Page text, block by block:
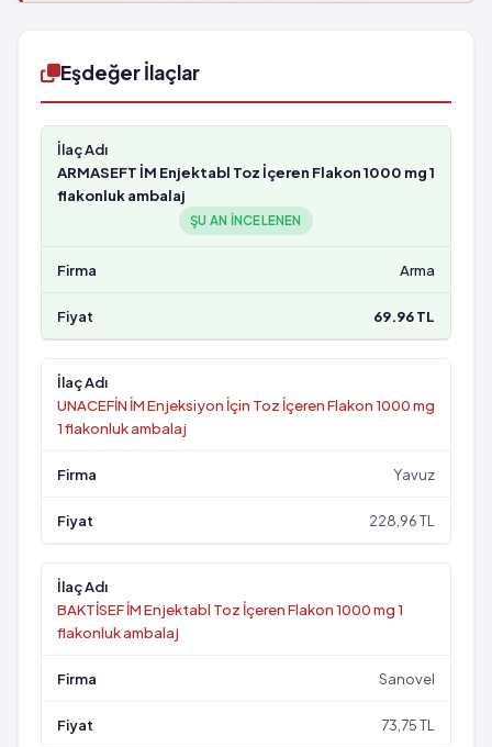
Eşdeğer İlaçlar
ARMASEFT İM Enjektabl Toz İçeren Flakon 1000 mg 1
flakonluk ambalaj
ŞU AN INCELENEN
Arma
69.96 TL
UNACEFİN İM Enjeksiyon İçin Toz İçeren Flakon 1000 mg
1 flakonluk ambalaj
Yavuz
228,96 TL
BAKTİSEF İM Enjektabl Toz İçeren Flakon 1000 mg 1
flakonluk ambalaj
Sanovel
73,75 TL